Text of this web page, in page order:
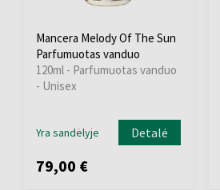
Mancera Melody Of The Sun
Parfumuotas vanduo
120ml - Parfumuotas vanduo
- Unisex
Yra sandėlyje Detalė
79,00 €